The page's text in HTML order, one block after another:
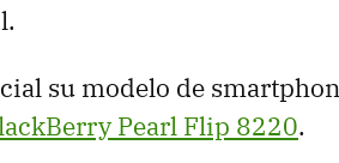
su modelo de
Pearl Flip 8220.